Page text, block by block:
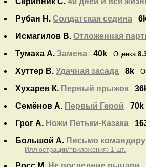
Рубан Н. Солдатская седина
Исмагилов В. Отложенная
Тумаха А. Замена 40k Оценка:
Хуттер В. Удачная засада 8k
Хухарев К. Первый прыжок
Семёнов А. Первый Герой 70k
Грог А. Ножи Петьки-Казака
Большой А. Письмо командиру
Иллюстрации/приложения: 1 шт.